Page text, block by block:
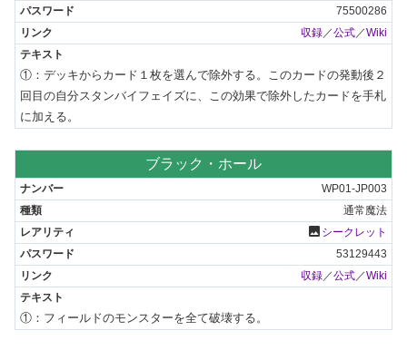
75500286
収録／公式／Wiki
①：デッキからカード１枚を選んで除外する。このカードの発動後２
回目の自分スタンバイフェイズに、この効果で除外したカードを手札
に加える。
ブラック・ホール
WP01-JP003
通常魔法
photo シークレット
53129443
収録 ／公式 ／Wiki
①：フィールドのモンスターを全て破壊する。